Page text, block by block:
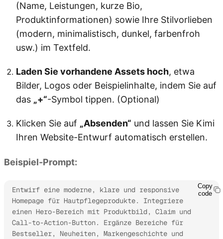
(Name, Leistungen, kurze Bio,
Produktinformationen) sowie Ihre Stilvorlieben
(modern, minimalistisch, dunkel, farbenfroh
usw.) im Textfeld.
Laden Sie vorhandene Assets hoch, etwa
Bilder, Logos oder Beispielinhalte, indem Sie auf
das „+“-Symbol tippen. (Optional)
Klicken Sie auf „Absenden“ und lassen Sie Kimi
Ihren Website-Entwurf automatisch erstellen.
Beispiel-Prompt:
Entwirf eine moderne, klare und responsive
Homepage für Hautpflegeprodukte. Integriere
einen Hero-Bereich mit Produktbild, Claim und
Call-to-Action-Button. Ergänze Bereiche für
Bestseller, Neuheiten, Markengeschichte und
Copy
code